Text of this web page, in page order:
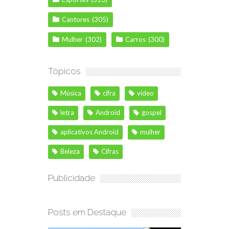
Cantores (305)
Mulher (302) Carros (300)
Tópicos
Música cifra vídeo
letra Android gospel
aplicativos Android mulher
Beleza Cifras
Publicidade
Posts em Destaque